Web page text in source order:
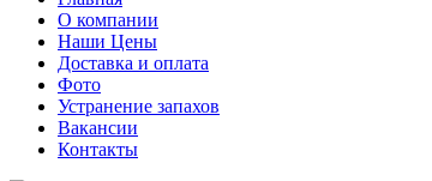
О компании
Наши Цены
Доставка и оплата
Фото
Устранение запахов
Вакансии
Контакты